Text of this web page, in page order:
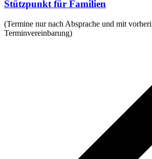
Stützpunkt für Familien
(Termine nur nach Absprache und mit
Terminvereinbarung)